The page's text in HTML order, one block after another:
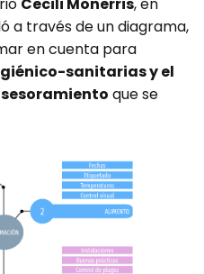
Cecili Monerris, en
a través de un diagrama,
en cuenta para
sanitarias y el
que se